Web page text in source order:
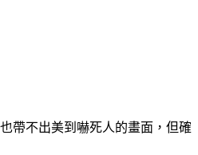
帶不出美到嚇死人的畫面，但確